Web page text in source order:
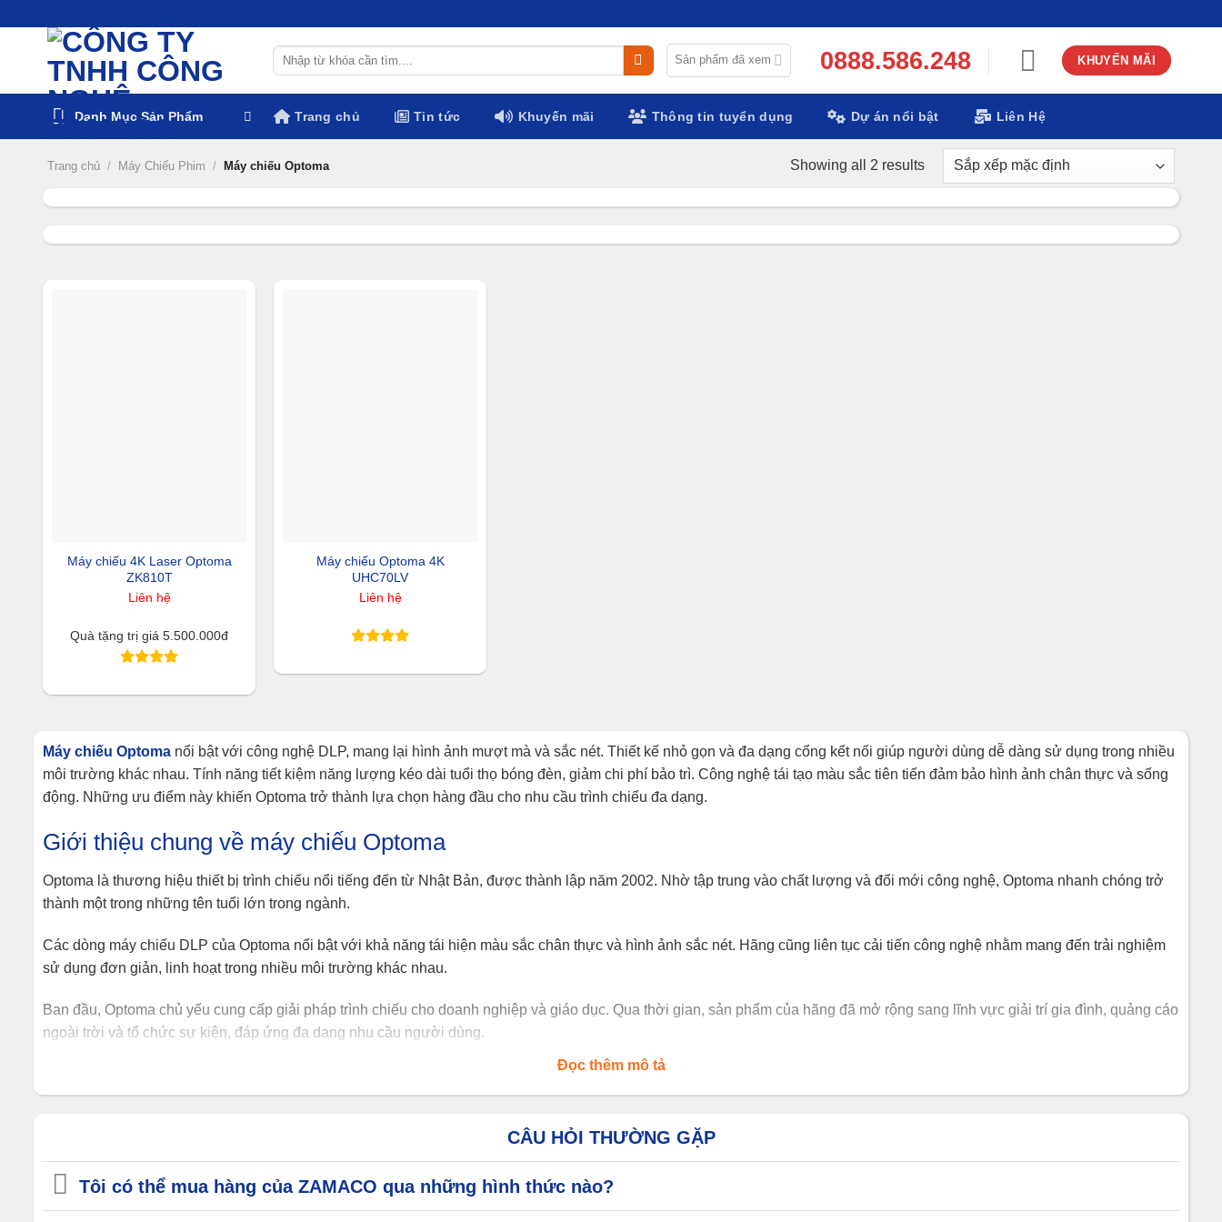
Tìm
kiếm:
Sản phẩm đã xem 0888.586.248 KHUYẾN MÃI
Danh Mục Sản Phẩm Trang chủ Tin tức Khuyến mãi Thông tin tuyển dụng Dự án nổi bật Liên Hệ
Trang chủ / Máy Chiếu Phim / Máy chiếu Optoma Showing all 2 results
Máy chiếu 4K Laser Optoma
ZK810T
Liên hệ
Quà tặng trị giá 5.500.000đ
Máy chiếu Optoma 4K
UHC70LV
Liên hệ
​Máy chiếu Optoma nổi bật với công nghệ DLP, mang lại hình ảnh mượt mà và sắc nét. Thiết kế nhỏ gọn và đa dạng cổng kết nối giúp người dùng dễ dàng sử dụng trong nhiều
môi trường khác nhau. Tính năng tiết kiệm năng lượng kéo dài tuổi thọ bóng đèn, giảm chi phí bảo trì. Công nghệ tái tạo màu sắc tiên tiến đảm bảo hình ảnh chân thực và sống
động. Những ưu điểm này khiến Optoma trở thành lựa chọn hàng đầu cho nhu cầu trình chiếu đa dạng.​
Giới thiệu chung về máy chiếu Optoma
Optoma là thương hiệu thiết bị trình chiếu nổi tiếng đến từ Nhật Bản, được thành lập năm 2002. Nhờ tập trung vào chất lượng và đổi mới công nghệ, Optoma nhanh chóng trở
thành một trong những tên tuổi lớn trong ngành.
Các dòng máy chiếu DLP của Optoma nổi bật với khả năng tái hiện màu sắc chân thực và hình ảnh sắc nét. Hãng cũng liên tục cải tiến công nghệ nhằm mang đến trải nghiệm
sử dụng đơn giản, linh hoạt trong nhiều môi trường khác nhau.
Ban đầu, Optoma chủ yếu cung cấp giải pháp trình chiếu cho doanh nghiệp và giáo dục. Qua thời gian, sản phẩm của hãng đã mở rộng sang lĩnh vực giải trí gia đình, quảng cáo
ngoài trời và tổ chức sự kiện, đáp ứng đa dạng nhu cầu người dùng.
Tại Việt Nam, máy chiếu Optoma được đánh giá cao nhờ độ bền, chất lượng hình ảnh và mức giá hợp lý. Nhu cầu sử dụng máy chiếu ngày càng tăng tại doanh nghiệp, trường
học và hộ gia đình đã giúp thương hiệu này nhanh chóng chiếm được lòng tin của người tiêu dùng.
Ngoài sản phẩm tốt, Optoma còn được ghi nhận bởi chính sách bảo hành rõ ràng và dịch vụ hậu mãi tận tâm từ các nhà phân phối chính hãng.
Ưu điểm nổi bật của máy chiếu Optoma
Đọc thêm mô tả
CÂU HỎI THƯỜNG GẶP
Tôi có thể mua hàng của ZAMACO qua những hình thức nào?